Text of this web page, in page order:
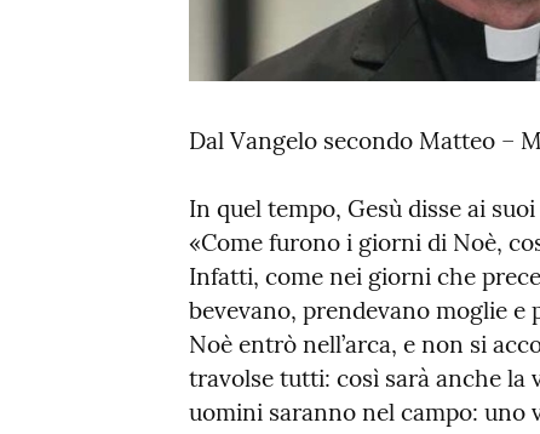
Dal Vangelo secondo Matteo –
In quel tempo, Gesù disse ai
«Come furono i giorni di Noè,
Infatti, come nei giorni che
bevevano, prendevano moglie
Noè entrò nell’arca, e non si
travolse tutti: così sarà anche la
uomini saranno nel campo: uno